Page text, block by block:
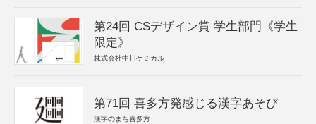
第24回 CSデザイン賞 学生部門《学生
限定》
株式会社中川ケミカル
第71回 喜多方発感じる漢字あそび
漢字のまち喜多方